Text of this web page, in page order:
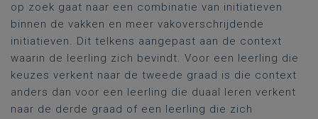
op zoek gaat naar een combinatie van initiatieven
binnen de vakken en meer vakoverschrijdende
initiatieven. Dit telkens aangepast aan de context
waarin de leerling zich bevindt. Voor een leerling die
keuzes verkent naar de tweede graad is die context
anders dan voor een leerling die duaal leren verkent
naar de derde graad of een leerling die zich